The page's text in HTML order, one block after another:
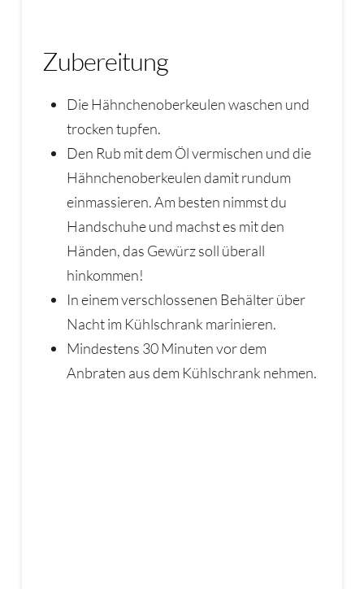
Zubereitung
Die Hähnchenoberkeulen waschen und
trocken tupfen.
Den Rub mit dem Öl vermischen und die
Hähnchenoberkeulen damit rundum
einmassieren. Am besten nimmst du
Handschuhe und machst es mit den
Händen, das Gewürz soll überall
hinkommen!
In einem verschlossenen Behälter über
Nacht im Kühlschrank marinieren.
Mindestens 30 Minuten vor dem
Anbraten aus dem Kühlschrank nehmen.